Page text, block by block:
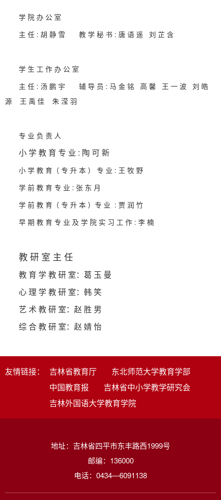
学 院 办 公 室
主 任 : 胡 静 雪 教 学 秘 书 : 唐 语 遥 刘 芷 含
学 生 工 作 办 公 室
主 任 : 汤 鹏 宇 辅 导 员 : 马 金 铭 高 馨 王 一 波 刘 皓
源 王 禹 佳 朱 滢 羽
专 业 负 责 人
小 学 教 育 专 业 : 陶 可 新
小 学 教 育（ 专 升 本 ） 专 业 : 王 牧 野
学 前 教 育 专 业 : 张 东 月
学 前 教 育（ 专 升 本 ）专 业 : 贾 润 竹
早 期 教 育 专 业 及 学 院 实 习 工 作 : 李 楠
教 研 室 主 任
教 育 学 教 研 室：葛 玉 曼
心 理 学 教 研 室：韩 笑
艺 术 教 研 室：赵 胜 男
综 合 教 研 室：赵 婧 怡
友情链接： 吉林省教育厅
东北师范大学教育学部
中国教育报
吉林省中小学教学研究会
吉林外国语大学教育学院
地址：吉林省四平市东丰路西1999号
邮编：136000
电话：0434—6091138